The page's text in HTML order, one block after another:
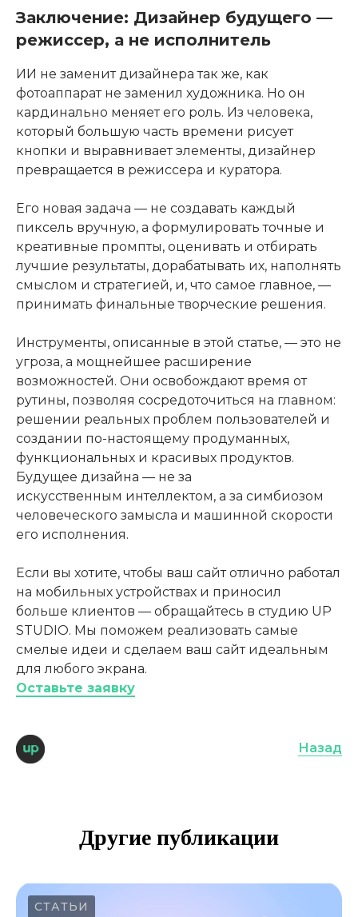
Заключение: Дизайнер будущего —
режиссер, а не исполнитель
ИИ не заменит дизайнера так же, как
фотоаппарат не заменил художника. Но он
кардинально меняет его роль. Из человека,
который большую часть времени рисует
кнопки и выравнивает элементы, дизайнер
превращается в режиссера и куратора.
Его новая задача — не создавать каждый
пиксель вручную, а формулировать точные и
креативные промпты, оценивать и отбирать
лучшие результаты, дорабатывать их, наполнять
смыслом и стратегией, и, что самое главное, —
принимать финальные творческие решения.
Инструменты, описанные в этой статье, — это не
угроза, а мощнейшее расширение
возможностей. Они освобождают время от
рутины, позволяя сосредоточиться на главном:
решении реальных проблем пользователей и
создании по-настоящему продуманных,
функциональных и красивых продуктов.
Будущее дизайна — не за
искусственным интеллектом, а за симбиозом
человеческого замысла и машинной скорости
его исполнения.
Если вы хотите, чтобы ваш сайт отлично работал
на мобильных устройствах и приносил
больше клиентов — обращайтесь в студию UP
STUDIO. Мы поможем реализовать самые
смелые идеи и сделаем ваш сайт идеальным
для любого экрана.
Оставьте заявку
Назад
Другие публикации
СТАТЬИ